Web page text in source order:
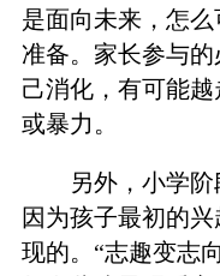
是面向未来，怎
准备。家长参与
己消化，有可能
或暴力。
另外，小学阶
因为孩子最初的
现的。“志趣变志